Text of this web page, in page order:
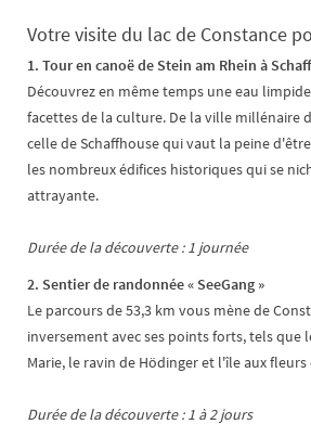
Votre visite du lac de Constance
1. Tour en canoë de Stein am Rhein à
Découvrez en même temps une eau
facettes de la culture. De la ville millénaire
celle de Schaffhouse qui vaut la peine
les nombreux édifices historiques qui se
attrayante.
Durée de la découverte : 1 journée
2. Sentier de randonnée « SeeGang »
Le parcours de 53,3 km vous mène de
inversement avec ses points forts, tels que
Marie, le ravin de Hödinger et l'île aux fleurs
Durée de la découverte : 1 à 2 jours